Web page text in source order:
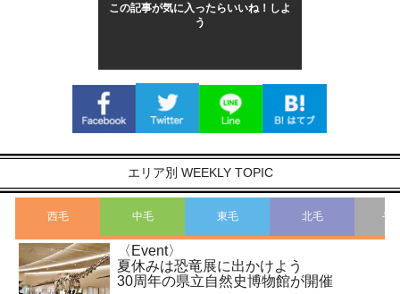
この記事が気に入ったらいいね！しよ
う
エリア別 WEEKLY TOPIC
西毛 中毛 東毛 北毛 そ
〈Event〉
夏休みは恐竜展に出かけよう
30周年の県立自然史博物館が開催